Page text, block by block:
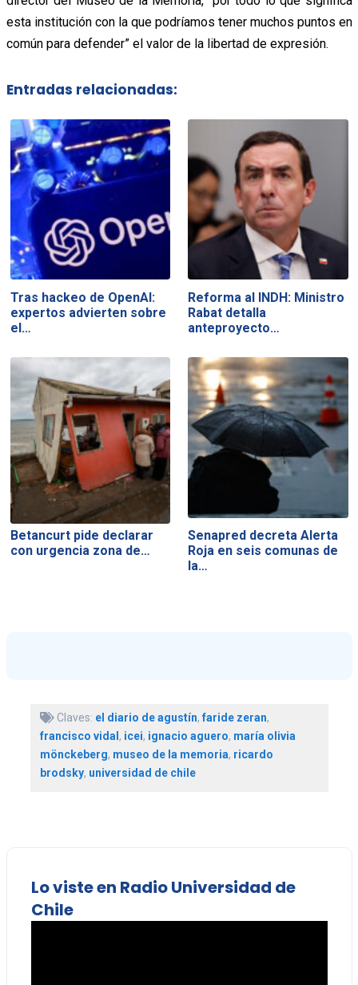
esta institución con la que podríamos tener muchos puntos en
común para defender” el valor de la libertad de expresión.
Entradas relacionadas:
Tras hackeo de OpenAI:
expertos advierten sobre
el…
Reforma al INDH: Ministro
Rabat detalla
anteproyecto…
Betancurt pide declarar
con urgencia zona de…
Senapred decreta Alerta
Roja en seis comunas de
la…
Claves: el diario de agustín,faride zeran,
francisco vidal, icei, ignacio aguero, maría olivia
mönckeberg, museo de la memoria, ricardo
brodsky, universidad de chile
Lo viste en Radio Universidad de
Chile